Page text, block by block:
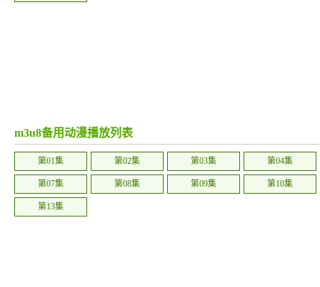
m3u8备用动漫播放列表
第01集 第02集 第03集 第04集
第07集 第08集 第09集 第10集
第13集